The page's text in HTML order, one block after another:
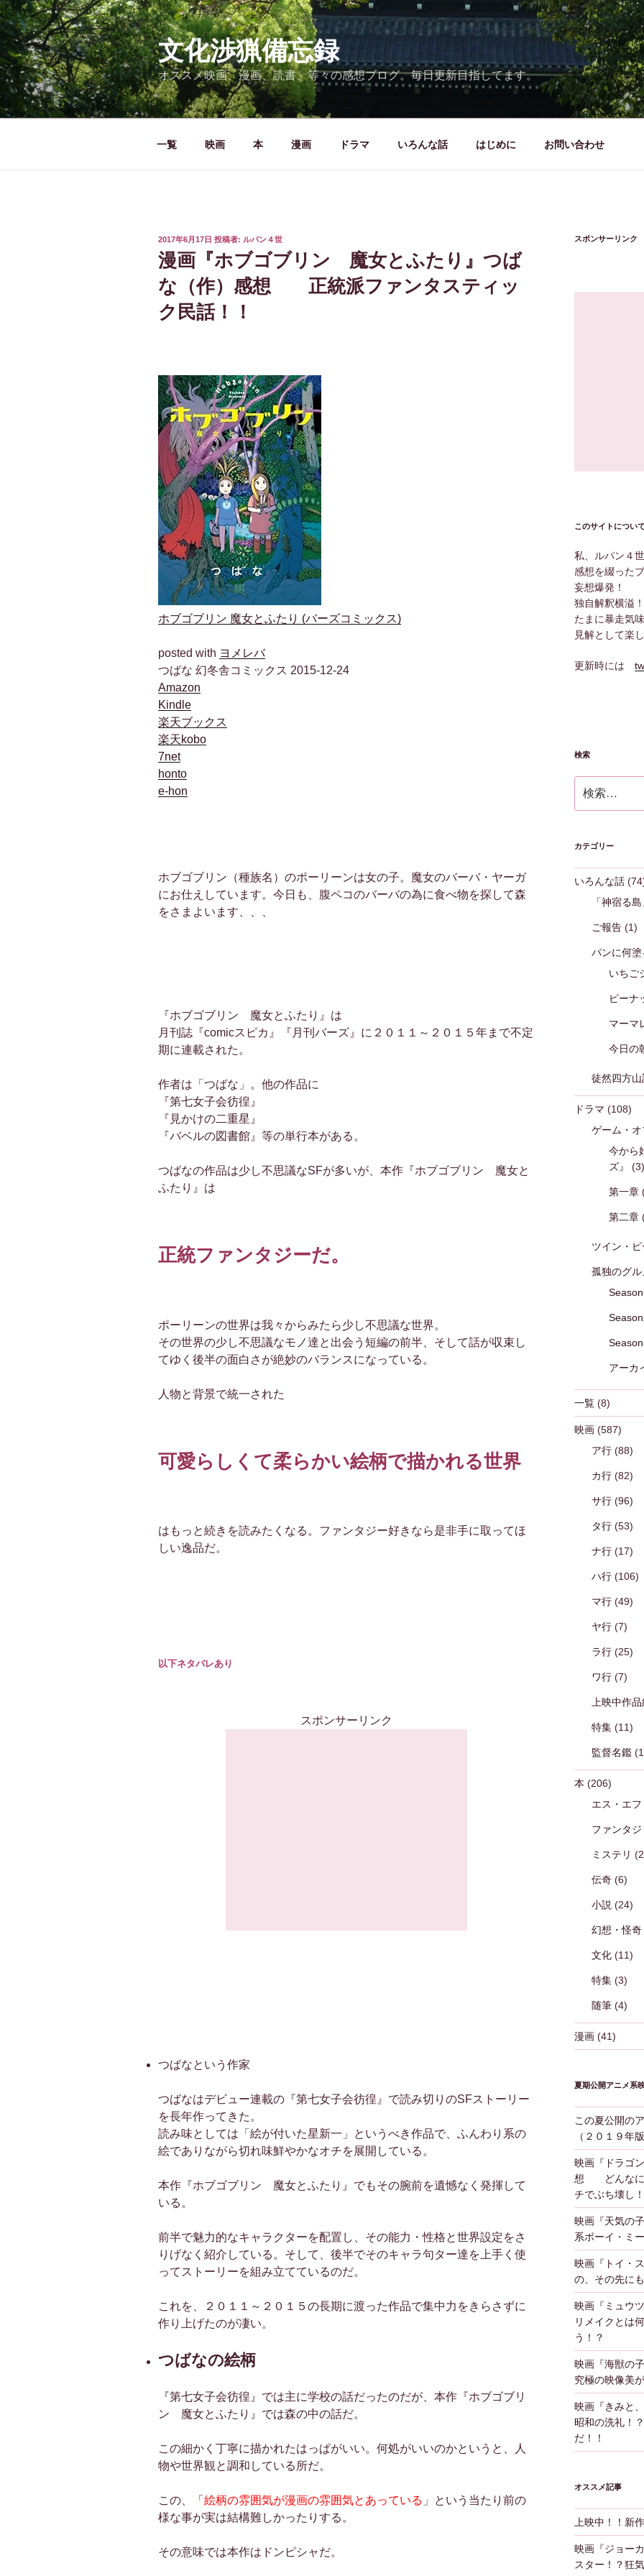
コ
ン
テ
ン
ツ
へ
ス
文化渉猟備忘録
オススメ映画、漫画、読書、等々の感想ブログ。毎日更新目指してます。
一覧 映画 本 漫画 ドラマ いろんな話 はじめに お問い合わせ
投
稿
日:
2017年6月17日 投稿者: ルパン４世
漫画『ホブゴブリン 魔女とふたり』つば
な（作）感想 正統派ファンタスティッ
ク民話！！
ホブゴブリン 魔女とふたり (バーズコミックス)
posted with ヨメレバ
つばな 幻冬舎コミックス 2015-12-24
Amazon
Kindle
楽天ブックス
楽天kobo
7net
honto
e-hon
ホブゴブリン（種族名）のポーリーンは女の子。魔女のバーバ・ヤーガ
にお仕えしています。今日も、腹ペコのバーバの為に食べ物を探して森
をさまよいます、、、
『ホブゴブリン 魔女とふたり』は
月刊誌『comicスピカ』『月刊バーズ』に２０１１～２０１５年まで不定
期に連載された。
作者は「つばな」。他の作品に
『第七女子会彷徨』
『見かけの二重星』
『バベルの図書館』等の単行本がある。
つばなの作品は少し不思議なSFが多いが、本作『ホブゴブリン 魔女と
ふたり』は
正統ファンタジーだ。
ポーリーンの世界は我々からみたら少し不思議な世界。
その世界の少し不思議なモノ達と出会う短編の前半、そして話が収束し
てゆく後半の面白さが絶妙のバランスになっている。
人物と背景で統一された
可愛らしくて柔らかい絵柄で描かれる世界
はもっと続きを読みたくなる。ファンタジー好きなら是非手に取ってほ
しい逸品だ。
以下ネタバレあり
スポンサーリンク
つばなという作家
つばなはデビュー連載の『第七女子会彷徨』で読み切りのSFストーリー
を長年作ってきた。
読み味としては「絵が付いた星新一」というべき作品で、ふんわり系の
絵でありながら切れ味鮮やかなオチを展開している。
本作『ホブゴブリン 魔女とふたり』でもその腕前を遺憾なく発揮して
いる。
前半で魅力的なキャラクターを配置し、その能力・性格と世界設定をさ
りげなく紹介している。そして、後半でそのキャラ句ター達を上手く使
ってストーリーを組み立てているのだ。
これを、２０１１～２０１５の長期に渡った作品で集中力をきらさずに
作り上げたのが凄い。
つばなの絵柄
『第七女子会彷徨』では主に学校の話だったのだが、本作『ホブゴブリ
ン 魔女とふたり』では森の中の話だ。
この細かく丁寧に描かれたはっぱがいい。何処がいいのかというと、人
物や世界観と調和している所だ。
この、「 絵柄の雰囲気が漫画の雰囲気とあっている 」という当たり前の
様な事が実は結構難しかったりする。
その意味では本作はドンピシャだ。
スポンサーリンク
このサイトについて
私、ルパン４
感想を綴ったブ
妄想爆発！
独自解釈横溢！
たまに暴走気
見解として楽
更新時には
検索
索:
カテゴリー
いろんな話
「神宿る
ご報告(1)
パンに何塗
いちご
ピーナ
マーマ
今日の
徒然四方山
ドラマ (108)
ゲーム・
今から
ズ』
(3)
第一章
第二章
ツイン・ピ
孤独のグル
アーカ
一覧(8)
映画(587)
ア行(88)
カ行(82)
サ行(96)
タ行(53)
ナ行(17)
ハ行(106)
マ行(49)
ヤ行(7)
ラ行(25)
ワ行(7)
上映中作品
特集(11)
監督名鑑
本 (206)
エス・エフ
ファンタジ
ミステリ
伝奇(6)
小説(24)
幻想・怪奇
文化(11)
特集(3)
随筆(4)
漫画(41)
夏期公開アニメ系
この夏公開の
（２０１９年
映画『ドラゴ
想 どんなに
チでぶち壊し！
映画『天気の
系ボーイ・ミ
映画『トイ・
の、その先に
映画『ミュ
リメイクとは
う！？
映画『海獣の
究極の映像美
映画『きみと
昭和の洗礼！
だ！！
オススメ記事
上映中！！新
映画『ジョー
スター！？狂